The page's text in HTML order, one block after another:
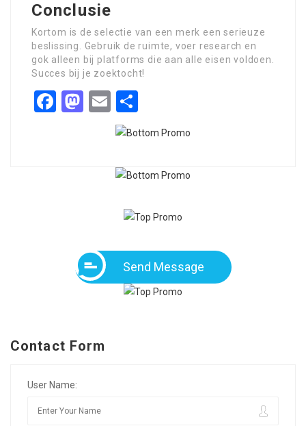
Conclusie
Kortom is de selectie van een merk een serieuze
beslissing. Gebruik de ruimte, voer research en
gok alleen bij platforms die aan alle eisen voldoen.
Succes bij je zoektocht!
Facebook
Mastodon
Email
Send Message
Contact Form
User Name: